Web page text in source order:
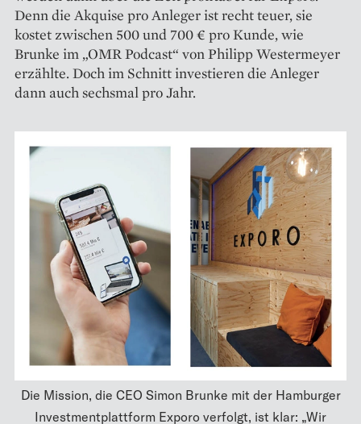
Denn die Akquise pro Anleger ist recht teuer, sie
kostet zwischen 500 und 700 € pro Kunde, wie
Brunke im „OMR Podcast“ von Philipp Westermeyer
erzählte. Doch im Schnitt investieren die Anleger
dann auch sechsmal pro Jahr.
Die Mission, die CEO Simon Brunke mit der Hamburger
Investmentplattform Exporo verfolgt, ist klar: „Wir